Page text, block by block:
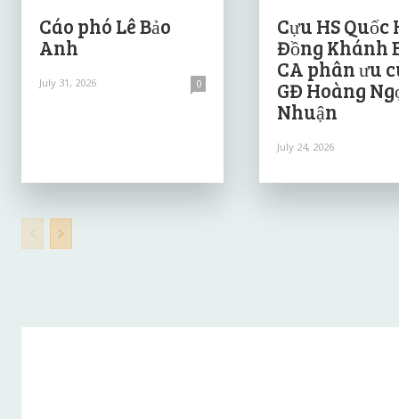
Cáo phó Lê Bảo
Anh
July 31, 2026 0
Cựu HS Quốc
Đồng Khánh
CA phân ưu
GĐ Hoàng
Nhuận
July 24, 2026